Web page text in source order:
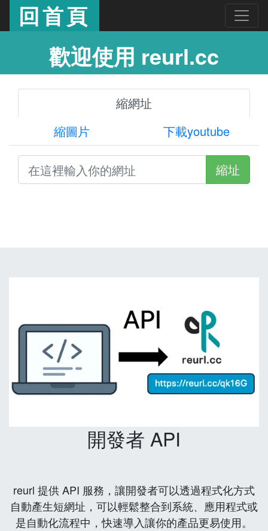
回首頁
歡迎使用 reurl.cc
縮網址
縮圖片
下載youtube
縮址
開發者 API
reurl 提供 API 服務，讓開發者可以透過程式化方式
自動產生短網址，可以輕鬆整合到系統、應用程式或
是自動化流程中，快速導入讓你的產品更易使用。